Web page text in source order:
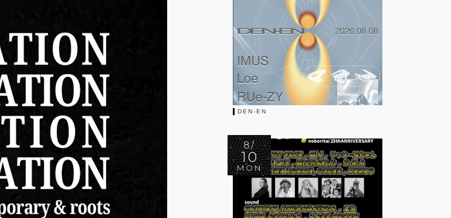
DEN-EN
8/
10
MON